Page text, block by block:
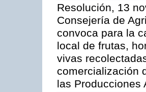
Resolución, 13
Consejería de
convoca para la
local de frutas,
vivas
comercialización
las Producciones